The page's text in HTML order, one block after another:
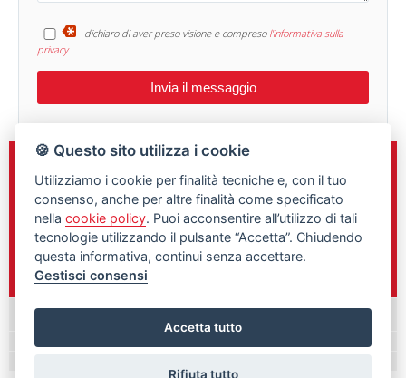
dichiaro di aver preso visione e compreso l'informativa sulla
privacy
Sede e Direzione
C.so Gelone n.148
Siracusa, 96100
0931/461760
348/9897292
Palazzolo Acreide
🍪 Questo sito utilizza i cookie
Utilizziamo i cookie per finalità tecniche e, con il tuo
consenso, anche per altre finalità come specificato
nellacookie policy. Puoi acconsentire all’utilizzo di tali
tecnologie utilizzando il pulsante “Accetta”. Chiudendo
questa informativa, continui senza accettare.
Gestisci consensi
Accetta tutto
Rifiuta tutto